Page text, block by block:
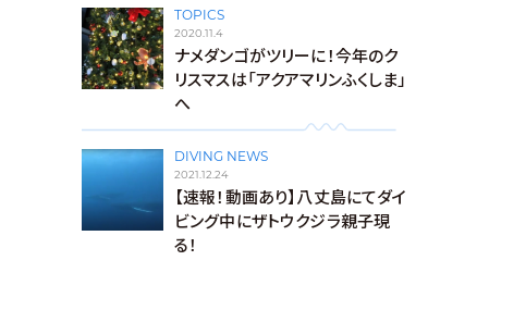
TOPICS
2020.11.4
ナメダンゴがツリーに！今年のク
リスマスは「アクアマリンふくしま」
へ
DIVING NEWS
2021.12.24
【速報！動画あり】八丈島にてダイ
ビング中にザトウクジラ親子現
る！